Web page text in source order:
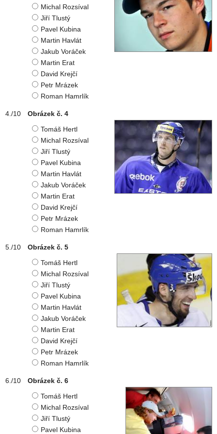
Michal Rozsíval
Jiří Tlustý
Pavel Kubina
Martin Havlát
Jakub Voráček
Martin Erat
David Krejčí
Petr Mrázek
Roman Hamrlík
Obrázek č. 4
Tomáš Hertl
Michal Rozsíval
Jiří Tlustý
Pavel Kubina
Martin Havlát
Jakub Voráček
Martin Erat
David Krejčí
Petr Mrázek
Roman Hamrlík
Obrázek č. 5
Tomáš Hertl
Michal Rozsíval
Jiří Tlustý
Pavel Kubina
Martin Havlát
Jakub Voráček
Martin Erat
David Krejčí
Petr Mrázek
Roman Hamrlík
Obrázek č. 6
Tomáš Hertl
Michal Rozsíval
Jiří Tlustý
Pavel Kubina